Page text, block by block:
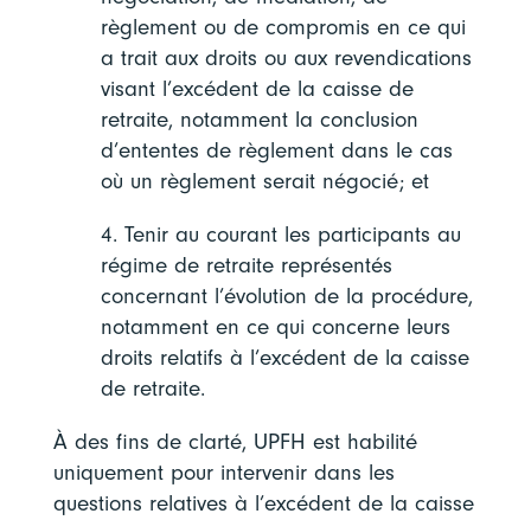
règlement ou de compromis en ce qui
a trait aux droits ou aux revendications
visant l’excédent de la caisse de
retraite, notamment la conclusion
d’ententes de règlement dans le cas
où un règlement serait négocié; et
4. Tenir au courant les participants au
régime de retraite représentés
concernant l’évolution de la procédure,
notamment en ce qui concerne leurs
droits relatifs à l’excédent de la caisse
de retraite.
À des fins de clarté, UPFH est habilité
uniquement pour intervenir dans les
questions relatives à l’excédent de la caisse